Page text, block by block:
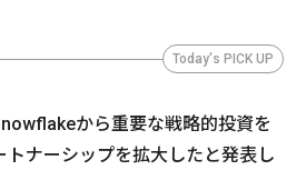
Today's PICK UP
から重要な戦略的投資を
トナーシップを拡大したと発表し